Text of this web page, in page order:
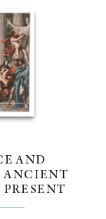
AND
ANCIENT